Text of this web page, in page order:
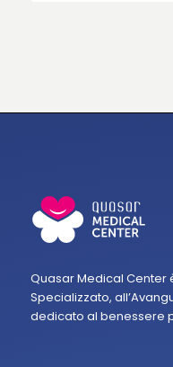
Quasar Medical Center
Specializzato,
dedicato al benessere